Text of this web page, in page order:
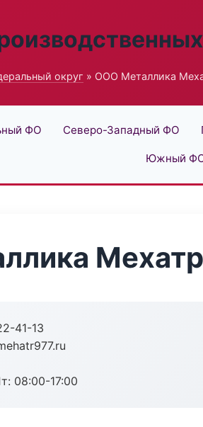
округ » ООО Металлика
ФО Северо-Западный ФО
Южный
41-13
08:00-17:00